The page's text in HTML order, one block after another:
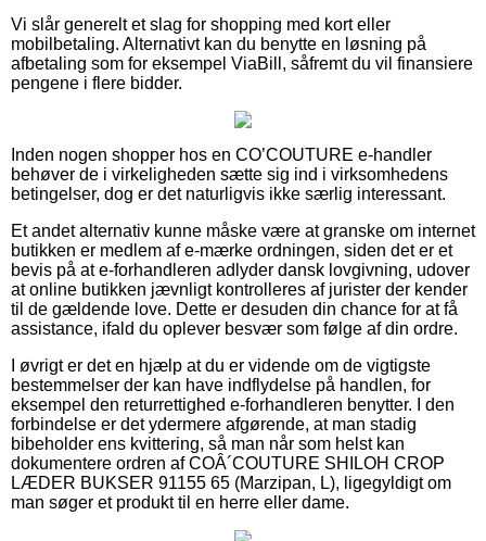
Vi slår generelt et slag for shopping med kort eller
mobilbetaling. Alternativt kan du benytte en løsning på
afbetaling som for eksempel ViaBill, såfremt du vil finansiere
pengene i flere bidder.
Inden nogen shopper hos en CO’COUTURE e-handler
behøver de i virkeligheden sætte sig ind i virksomhedens
betingelser, dog er det naturligvis ikke særlig interessant.
Et andet alternativ kunne måske være at granske om internet
butikken er medlem af e-mærke ordningen, siden det er et
bevis på at e-forhandleren adlyder dansk lovgivning, udover
at online butikken jævnligt kontrolleres af jurister der kender
til de gældende love. Dette er desuden din chance for at få
assistance, ifald du oplever besvær som følge af din ordre.
I øvrigt er det en hjælp at du er vidende om de vigtigste
bestemmelser der kan have indflydelse på handlen, for
eksempel den returrettighed e-forhandleren benytter. I den
forbindelse er det ydermere afgørende, at man stadig
bibeholder ens kvittering, så man når som helst kan
dokumentere ordren af COÂ´COUTURE SHILOH CROP
LÆDER BUKSER 91155 65 (Marzipan, L), ligegyldigt om
man søger et produkt til en herre eller dame.